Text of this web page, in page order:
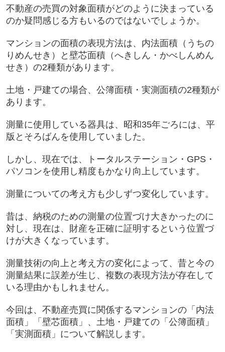
不動産の売買の対象面積がどのように決まっている
のか疑問感じる方もいるのではないでしょうか。
マンションの面積の表現方法は、内法面積（うちの
りめんせき）と壁芯面積（へきしん・かべしんめん
せき）の2種類があります。
土地・戸建ての場合、公簿面積・実測面積の2種類が
あります。
測量に使用している器具は、昭和35年ごろには、平
版とそろばんを使用していました。
しかし、現在では、トータルステーション・GPS・
パソコンを使用し精度もかなり向上しています。
測量についての考え方も少しずつ変化しています。
昔は、納税のための測量の位置づけ大きかったのに
対し、現在は、財産を正確に証明するという位置づ
けが大きくなっています。
測量技術の向上と考え方の変化によって、昔と今の
測量結果に誤差が生じ、複数の表現方法が存在して
いる理由かもしれません。
今回は、不動産売買に関係するマンションの「内法
面積」「壁芯面積」、土地・戸建ての「公簿面積」
「実測面積」について解説します。